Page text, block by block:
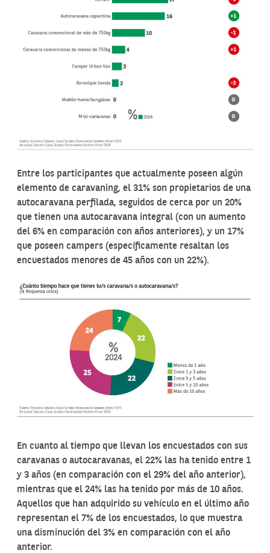
Entre los participantes que actualmente poseen algún
elemento de caravaning, el 31% son propietarios de una
autocaravana perfilada, seguidos de cerca por un 20%
que tienen una autocaravana integral (con un aumento
del 6% en comparación con años anteriores), y un 17%
que poseen campers (específicamente resaltan los
encuestados menores de 45 años con un 22%).
En cuanto al tiempo que llevan los encuestados con sus
caravanas o autocaravanas, el 22% las ha tenido entre 1
y 3 años (en comparación con el 29% del año anterior),
mientras que el 24% las ha tenido por más de 10 años.
Aquellos que han adquirido su vehículo en el último año
representan el 7% de los encuestados, lo que muestra
una disminución del 3% en comparación con el año
anterior.